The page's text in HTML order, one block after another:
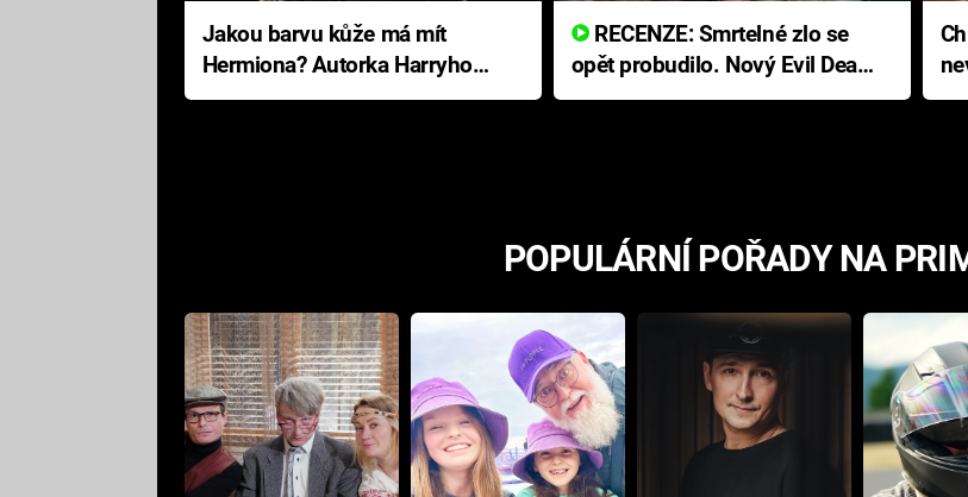
Jakou barvu kůže má mít
Hermiona? Autorka Harryho
Pottera přišla s ráznou
RECENZE: Smrtelné zlo se
opět probudilo. Nový Evil Dead
přichází s neodolatelnou
POPULÁRNÍ POŘADY NA